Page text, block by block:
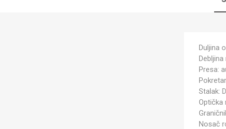
Duljina
Presa:
Stalak:
Optička
Nosač